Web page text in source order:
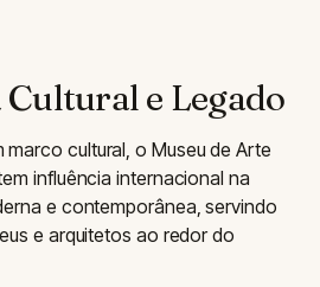
e Legado
cultural, o Museu de Arte
influência internacional na
e contemporânea, servindo
e arquitetos ao redor do